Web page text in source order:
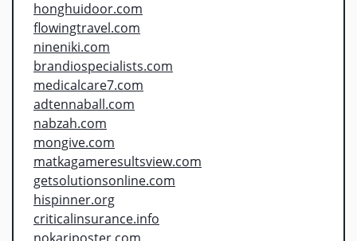
honghuidoor.com
flowingtravel.com
nineniki.com
brandiospecialists.com
medicalcare7.com
adtennaball.com
nabzah.com
mongive.com
matkagameresultsview.com
getsolutionsonline.com
hispinner.org
criticalinsurance.info